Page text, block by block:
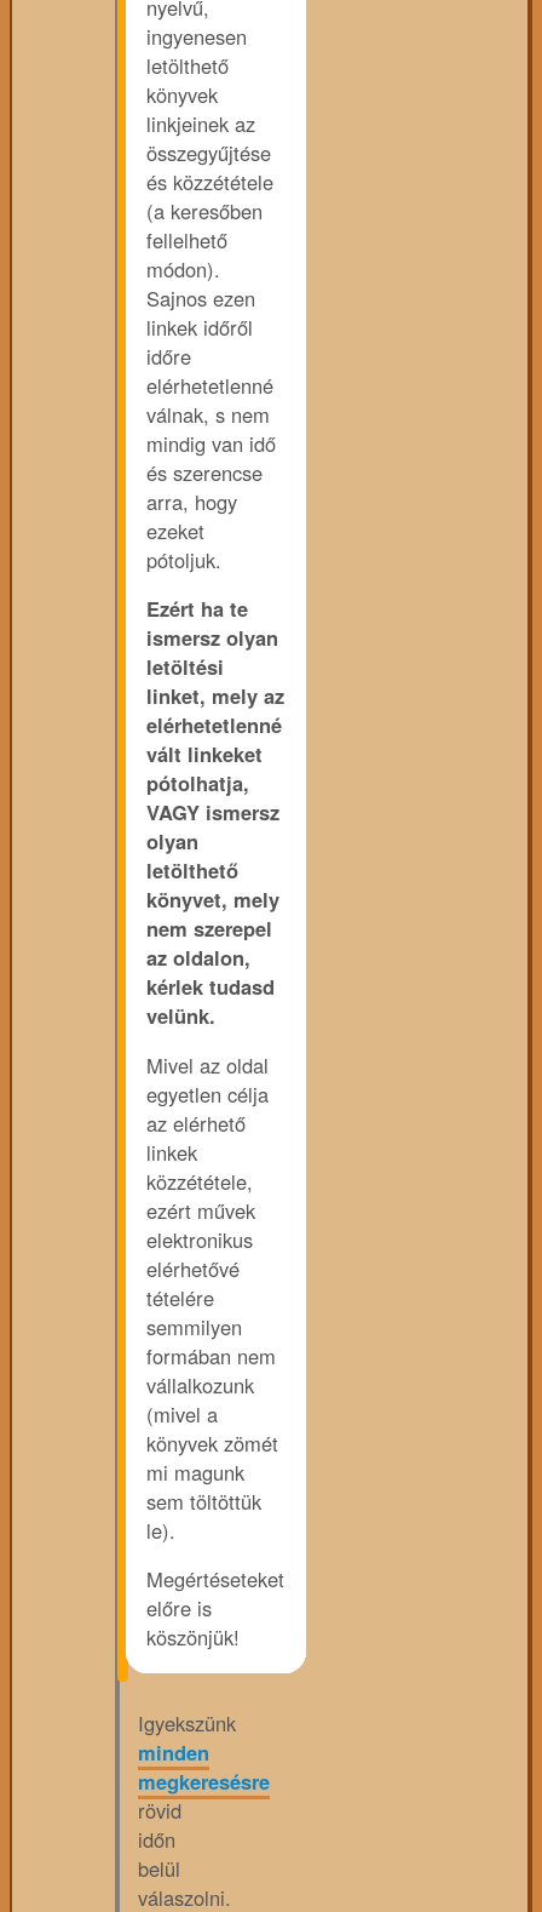
nyelvű,
ingyenesen
letölthető
könyvek
linkjeinek az
összegyűjtése
és közzététele
(a keresőben
fellelhető
módon).
Sajnos ezen
linkek időről
időre
elérhetetlenné
válnak, s nem
mindig van idő
és szerencse
arra, hogy
ezeket
pótoljuk.
Ezért ha te
ismersz olyan
letöltési
linket, mely az
elérhetetlenné
vált linkeket
pótolhatja,
VAGY ismersz
olyan
letölthető
könyvet, mely
nem szerepel
az oldalon,
kérlek tudasd
velünk.
Mivel az oldal
egyetlen célja
az elérhető
linkek
közzététele,
ezért művek
elektronikus
elérhetővé
tételére
semmilyen
formában nem
vállalkozunk
(mivel a
könyvek zömét
mi magunk
sem töltöttük
le).
Megértéseteket
előre is
köszönjük!
Igyekszünk
minden
megkeresésre
rövid
időn
belül
válaszolni.